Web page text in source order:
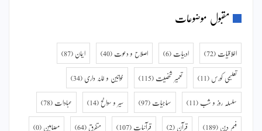
مقبول موضوعات
اخلاقیات (72) ادبیات (6) اصلاح و دعوت (40) ایمان (87)
تعلیمی کورس (11) تعمیر شخصیت (115) خواتین و خانہ داری (34)
سلسلہ روز و شب (11) سماجیات (97) سیر و سوانح (14) عبادات (78)
فہم دین (189) قرآن (2) قرآنیات (107) متفرق (64) مضامین (0)